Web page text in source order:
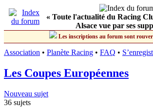
« Toute l'actualité du Racing
Alsace vue par ses
Les inscriptions au forum sont
Association • Planète Racing • FAQ •
Les Coupes Européennes
Nouveau sujet
36 sujets